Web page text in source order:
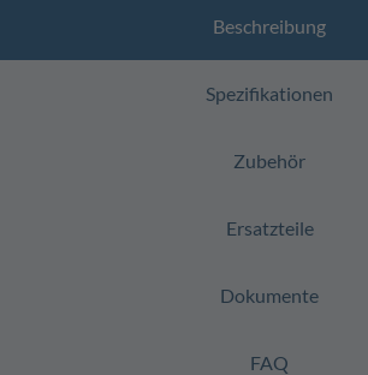
Beschreibung
Spezifikationen
Zubehör
Ersatzteile
Dokumente
FAQ